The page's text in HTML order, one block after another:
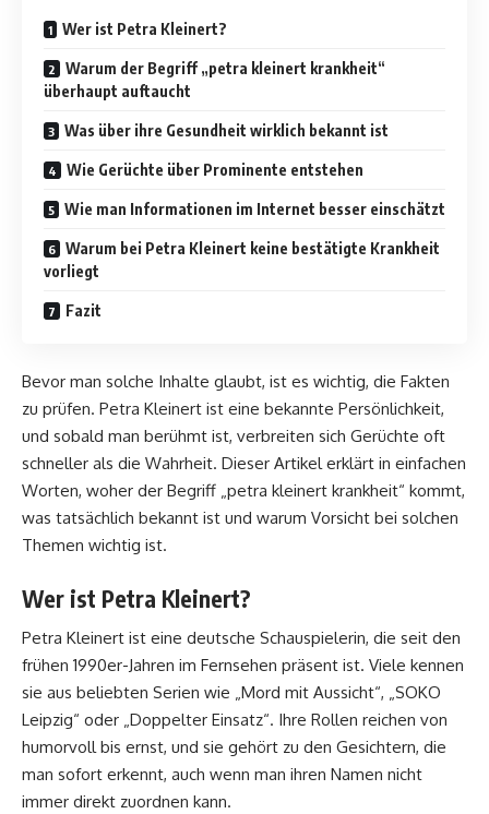
Wer ist Petra Kleinert?
Warum der Begriff „petra kleinert krankheit“
überhaupt auftaucht
Was über ihre Gesundheit wirklich bekannt ist
Wie Gerüchte über Prominente entstehen
Wie man Informationen im Internet besser einschätzt
Warum bei Petra Kleinert keine bestätigte Krankheit
vorliegt
Fazit
Bevor man solche Inhalte glaubt, ist es wichtig, die Fakten
zu prüfen. Petra Kleinert ist eine bekannte Persönlichkeit,
und sobald man berühmt ist, verbreiten sich Gerüchte oft
schneller als die Wahrheit. Dieser Artikel erklärt in einfachen
Worten, woher der Begriff „petra kleinert krankheit“ kommt,
was tatsächlich bekannt ist und warum Vorsicht bei solchen
Themen wichtig ist.
Wer ist Petra Kleinert?
Petra Kleinert ist eine deutsche Schauspielerin, die seit den
frühen 1990er-Jahren im Fernsehen präsent ist. Viele kennen
sie aus beliebten Serien wie „Mord mit Aussicht“, „SOKO
Leipzig“ oder „Doppelter Einsatz“. Ihre Rollen reichen von
humorvoll bis ernst, und sie gehört zu den Gesichtern, die
man sofort erkennt, auch wenn man ihren Namen nicht
immer direkt zuordnen kann.